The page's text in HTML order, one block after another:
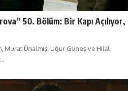
50. Bölüm: Bir Kapı Açılıyor,
Murat Ünalmış, Uğur Güneş ve Hilal